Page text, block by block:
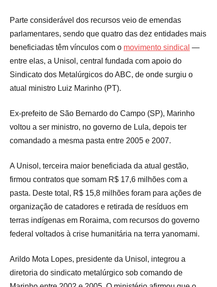
Parte considerável dos recursos veio de emendas
parlamentares, sendo que quatro das dez entidades mais
beneficiadas têm vínculos com o movimento sindical —
entre elas, a Unisol, central fundada com apoio do
Sindicato dos Metalúrgicos do ABC, de onde surgiu o
atual ministro Luiz Marinho (PT).
Ex-prefeito de São Bernardo do Campo (SP), Marinho
voltou a ser ministro, no governo de Lula, depois ter
comandado a mesma pasta entre 2005 e 2007.
A Unisol, terceira maior beneficiada da atual gestão,
firmou contratos que somam R$ 17,6 milhões com a
pasta. Deste total, R$ 15,8 milhões foram para ações de
organização de catadores e retirada de resíduos em
terras indígenas em Roraima, com recursos do governo
federal voltados à crise humanitária na terra yanomami.
Arildo Mota Lopes, presidente da Unisol, integrou a
diretoria do sindicato metalúrgico sob comando de